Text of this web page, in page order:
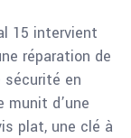
15 intervient
réparation de
sécurité en
d’une
plat, une clé à